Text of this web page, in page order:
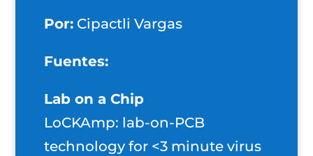
Por:Cipactli Vargas
Fuentes:
Lab on a Chip
LoCKAmp: lab-on-PCB
technology for <3 minute virus